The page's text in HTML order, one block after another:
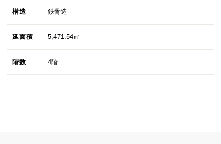
構造 鉄骨造
延面積 5,471.54㎡
階数 4階